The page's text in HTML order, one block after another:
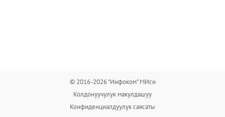
© 2016-2026 "Инфоком" МИси
Колдонуучулук макулдашуу
Конфиденциалдуулук саясаты